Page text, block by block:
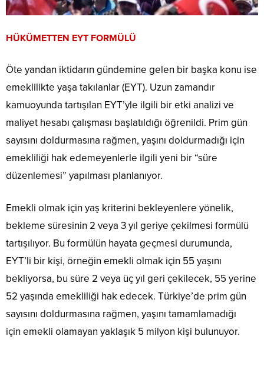
HÜKÜMETTEN EYT FORMÜLÜ
Öte yandan iktidarın gündemine gelen bir başka konu ise
emeklilikte yaşa takılanlar (EYT). Uzun zamandır
kamuoyunda tartışılan EYT’yle ilgili bir etki analizi ve
maliyet hesabı çalışması başlatıldığı öğrenildi. Prim gün
sayısını doldurmasına rağmen, yaşını doldurmadığı için
emekliliği hak edemeyenlerle ilgili yeni bir “süre
düzenlemesi” yapılması planlanıyor.
Emekli olmak için yaş kriterini bekleyenlere yönelik,
bekleme süresinin 2 veya 3 yıl geriye çekilmesi formülü
tartışılıyor. Bu formülün hayata geçmesi durumunda,
EYT’li bir kişi, örneğin emekli olmak için 55 yaşını
bekliyorsa, bu süre 2 veya üç yıl geri çekilecek, 55 yerine
52 yaşında emekliliği hak edecek. Türkiye’de prim gün
sayısını doldurmasına rağmen, yaşını tamamlamadığı
için emekli olamayan yaklaşık 5 milyon kişi bulunuyor.